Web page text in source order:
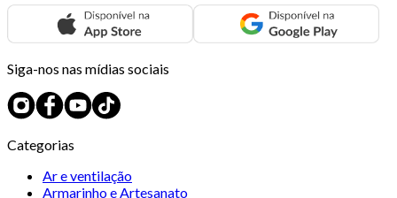
Siga-nos nas mídias sociais
Categorias
Ar e ventilação
Armarinho e Artesanato